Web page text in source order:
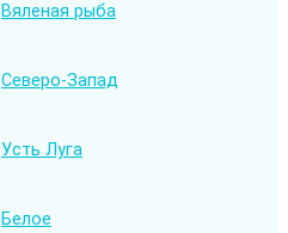
Вяленая рыба
Северо-Запад
Усть Луга
Белое